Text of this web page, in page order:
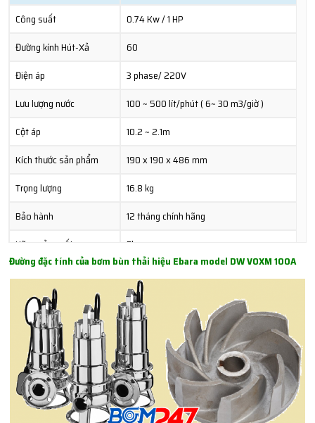
Công suất
0.74 Kw / 1 HP
Đường kính Hút-Xả
60
Điện áp
3 phase/ 220V
Lưu lượng nước
100 ~ 500 lít/phút ( 6~ 30 m3/giờ )
Cột áp
10.2 ~ 2.1m
Kích thước sản phẩm
190 x 190 x 486 mm
Trọng lượng
16.8 kg
Bảo hành
12 tháng chính hãng
Hãng sản xuất
Ebara
Đường đặc tính của bơm bùn thải hiệu Ebara model DW VOXM 100A